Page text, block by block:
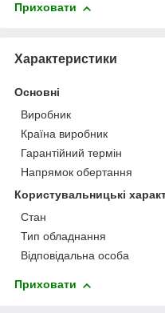
Приховати
Характеристики
Основні
Виробник
Країна виробник
Гарантійний термін
Напрямок обертання
Користувальницькі
Стан
Тип обладнання
Відповідальна особа
Приховати